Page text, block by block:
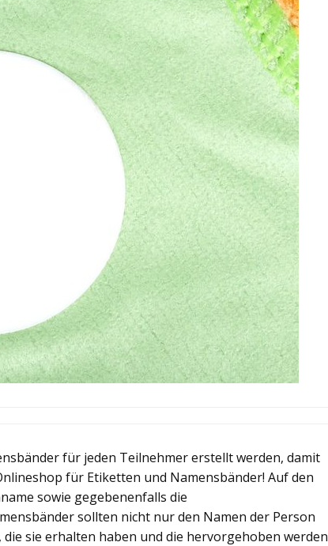
für jeden Teilnehmer erstellt werden, damit
für Etiketten und Namensbänder! Auf den
sowie gegebenenfalls die
sollten nicht nur den Namen der Person
sie erhalten haben und die hervorgehoben werden